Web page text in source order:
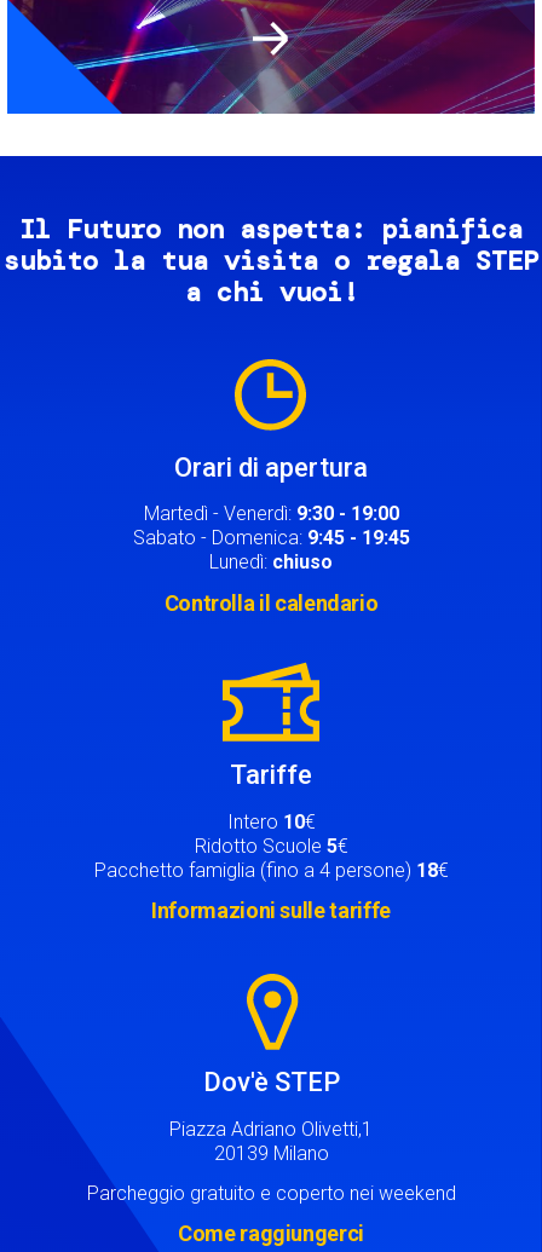
Il Futuro non aspetta: pianifica
subito la tua visita o regala STEP
a chi vuoi!
Orari di apertura
Martedì - Venerdì: 9:30 - 19:00
Sabato - Domenica: 9:45 - 19:45
Lunedì: chiuso
Controlla il calendario
Tariffe
Intero 10€
Ridotto Scuole 5€
Pacchetto famiglia (fino a 4 persone) 18€
Informazioni sulle tariffe
Dov'è STEP
Piazza Adriano Olivetti,1
20139 Milano
Parcheggio gratuito e coperto nei weekend
Come raggiungerci